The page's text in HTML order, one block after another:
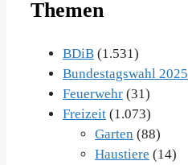
im
Themen
BDiB (1.531)
Bundestagswahl 2025
Feuerwehr (31)
Freizeit (1.073)
Garten (88)
Haustiere (14)